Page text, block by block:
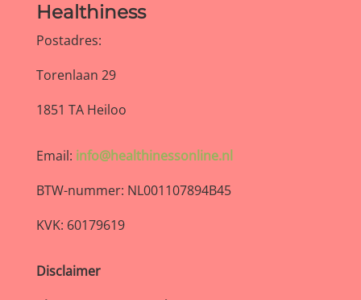
Healthiness
Postadres:
Torenlaan 29
1851 TA Heiloo
Email: info@healthinessonline.nl
BTW-nummer: NL001107894B45
KVK: 60179619
Disclaimer